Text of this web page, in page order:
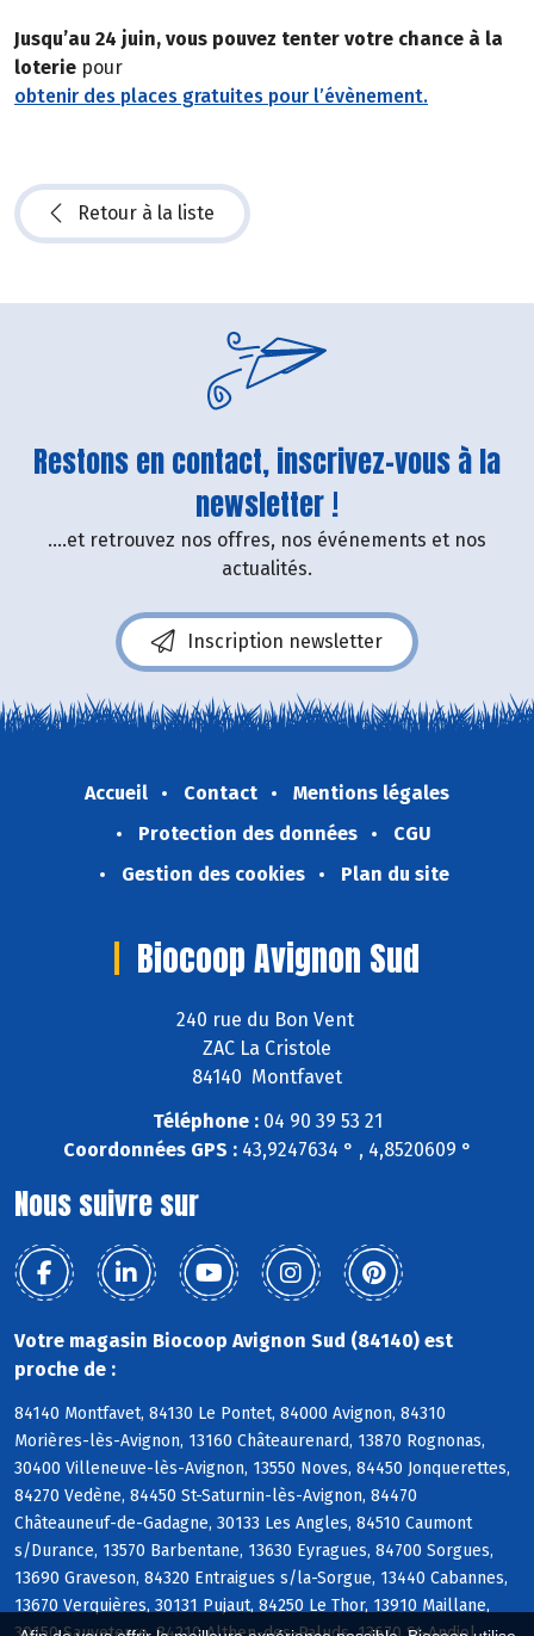
Jusqu’au 24 juin, vous pouvez tenter votre chance à la
loterie pour
obtenir des places gratuites pour l’évènement.
Retour à la liste
Restons en contact, inscrivez-vous à la
newsletter !
....et retrouvez nos offres, nos événements et nos
actualités.
Inscription newsletter
Accueil Contact
Mentions légales
Protection des données
CGU
Gestion des cookies
Plan du site
Biocoop Avignon Sud
240 rue du Bon Vent
ZAC La Cristole
84140 Montfavet
Téléphone :04 90 39 53 21
Coordonnées GPS :43,9247634 ° , 4,8520609 °
Nous suivre sur
Votre magasin Biocoop Avignon Sud (84140) est
proche de :
84140 Montfavet, 84130 Le Pontet, 84000 Avignon, 84310
Morières-lès-Avignon, 13160 Châteaurenard, 13870 Rognonas,
30400 Villeneuve-lès-Avignon, 13550 Noves, 84450 Jonquerettes,
84270 Vedène, 84450 St-Saturnin-lès-Avignon, 84470
Châteauneuf-de-Gadagne, 30133 Les Angles, 84510 Caumont
s/Durance, 13570 Barbentane, 13630 Eyragues, 84700 Sorgues,
13690 Graveson, 84320 Entraigues s/la-Sorgue, 13440 Cabannes,
13670 Verquières, 30131 Pujaut, 84250 Le Thor, 13910 Maillane,